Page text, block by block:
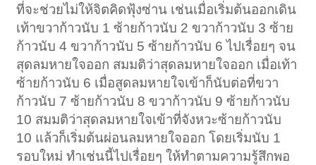
ที่จะช่วยไม่ให้จิตคิดฟุ้งซ่าน เช่นเมื่อเริ่มต้นออกเดิน
เท้าขวาก้าวนับ 1 ซ้ายก้าวนับ 2 ขวาก้าวนับ 3 ซ้าย
ก้าวนับ 4 ขวาก้าวนับ 5 ซ้ายก้าวนับ 6 ไปเรื่อยๆ จน
สุดลมหายใจออก สมมติว่าสุดลมหายใจออก เมื่อเท้า
ซ้ายก้าวนับ 6 เมื่อสูดลมหายใจเข้าก็นับต่อที่ขวา
ก้าวนับ 7 ซ้ายก้าวนับ 8 ขวาก้าวนับ 9 ซ้ายก้าวนับ
10 สมมติว่าสุดลมหายใจเข้าที่จังหวะซ้ายก้าวนับ
10 แล้วก็เริ่มต้นผ่อนลมหายใจออก โดยเริ่มนับ 1
รอบใหม่ ทำเช่นนี้ไปเรื่อยๆ ให้ทำตามความรู้สึกพอ